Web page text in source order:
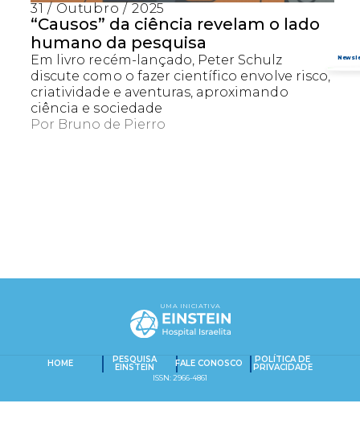
PESQUISAR NO CONTEÚDO
31 / Outubro / 2025
“Causos” da ciência revelam o lado
humano da pesquisa
Em livro recém-lançado, Peter Schulz
discute como o fazer científico envolve risco,
criatividade e aventuras, aproximando
ciência e sociedade
Por Bruno de Pierro
HOME PESQUISA
EINSTEIN FALE CONOSCO POLÍTICA DE
PRIVACIDADE
ISSN: 2966-4861
UMA INICIATIVA